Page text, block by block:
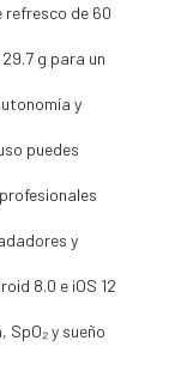
refresco de 60
g para un
y
puedes
y
8.0 e iOS 12
y sueño